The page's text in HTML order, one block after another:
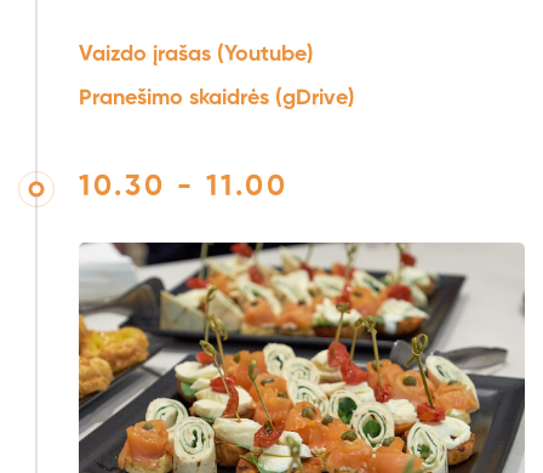
Vaizdo įrašas (Youtube)
Pranešimo skaidrės (gDrive)
10.30 - 11.00